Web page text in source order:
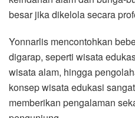
besar jika dikelola secara
Yonnarlis mencontohkan
digarap, seperti wisata
wisata alam, hingga
konsep wisata edukasi
memberikan pengalaman